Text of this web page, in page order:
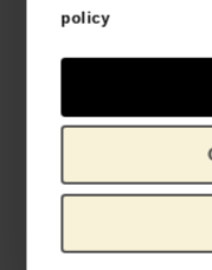
policy
Originele prijs was:
€186,78 ,€130,74